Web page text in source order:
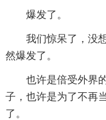
爆发了。
我们惊呆了，没
然爆发了。
也许是倍受外界
子，也许是为了不再
了。